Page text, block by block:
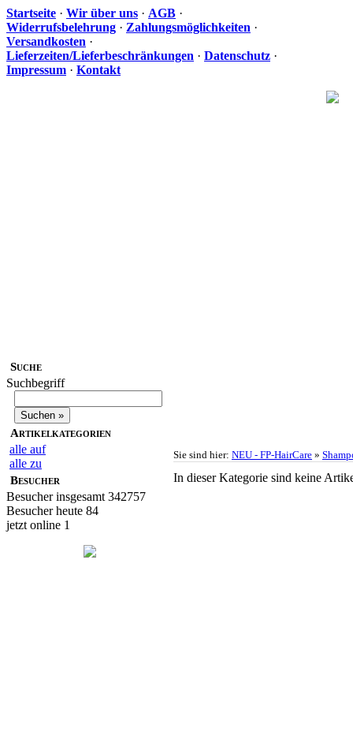
Startseite · Wir über uns · AGB ·
Widerrufsbelehrung · Zahlungsmöglichkeiten ·
Versandkosten ·
Lieferzeiten/Lieferbeschränkungen · Datenschutz ·
Impressum · Kontakt
Suche
Suchbegriff
Artikelkategorien
alle auf
alle zu
Besucher
Besucher insgesamt 342757
Besucher heute 84
jetzt online 1
Sie sind hier: NEU - FP-HairCare »
In dieser Kategorie sind keine